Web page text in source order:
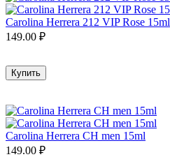
Carolina Herrera 212 VIP Rose 15ml
149.00 ₽
Купить
Carolina Herrera CH men 15ml
149.00 ₽